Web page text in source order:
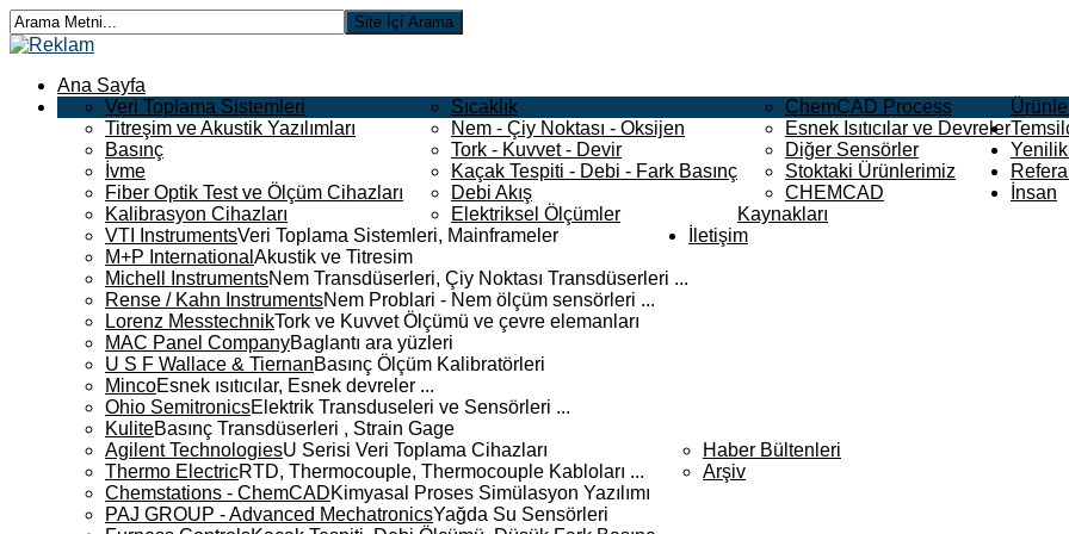
Ana Sayfa
Veri Toplama Sistemleri
Titreşim ve Akustik Yazılımları
Basınç
İvme
Fiber Optik Test ve Ölçüm Cihazları
Kalibrasyon Cihazları
Sıcaklık
Nem - Çiy Noktası - Oksijen
Tork - Kuvvet - Devir
Kaçak Tespiti - Debi - Fark Basınç
Debi Akış
Elektriksel Ölçümler
ChemCAD Process
Esnek Isıtıcılar ve Devreler
Diğer Sensörler
Stoktaki Ürünlerimiz
CHEMCAD
VTI InstrumentsVeri Toplama Sistemleri, Mainframeler
M+P International Akustik ve Titresim
Michell InstrumentsNem Transdüserleri, Çiy Noktası Transdüserleri ...
Rense / Kahn InstrumentsNem Problari - Nem ölçüm sensörleri ...
Lorenz MesstechnikTork ve Kuvvet Ölçümü ve çevre elemanları
MAC Panel CompanyBaglantı ara yüzleri
U S F Wallace & TiernanBasınç Ölçüm Kalibratörleri
MincoEsnek ısıtıcılar, Esnek devreler ...
Ohio SemitronicsElektrik Transduseleri ve Sensörleri ...
KuliteBasınç Transdüserleri , Strain Gage
Agilent TechnologiesU Serisi Veri Toplama Cihazları
Thermo ElectricRTD, Thermocouple, Thermocouple Kabloları ...
Chemstations - ChemCADKimyasal Proses Simülasyon Yazılımı
PAJ GROUP - Advanced MechatronicsYağda Su Sensörleri
Haber Bültenleri
Arşiv
İnsan
Kaynakları
İletişim